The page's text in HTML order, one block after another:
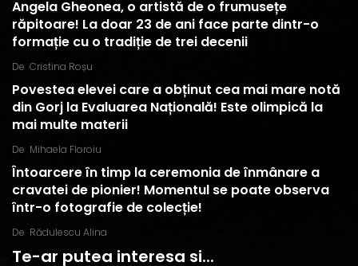
Angela Gheonea, o artistă de o frumusețe
răpitoare! La doar 23 de ani face parte dintr-o
formație cu o tradiție de trei decenii
De Cristina Roșu
Povestea elevei care a obținut cea mai mare notă
din Gorj la Evaluarea Națională! Este olimpică la
mai multe materii
De Mihaela Floroiu
Întoarcere în timp la ceremonia de înmânare a
cravatei de pionier! Momentul se poate observa
într-o fotografie de colecție!
De Rădulescu Alina
Te-ar putea interesa si...